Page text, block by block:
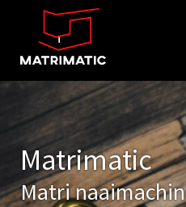
Matrimatic
Matri